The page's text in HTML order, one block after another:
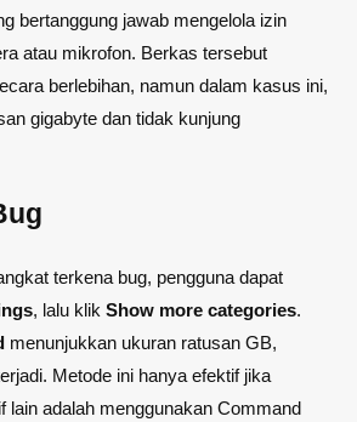
bertanggung jawab mengelola izin
atau mikrofon. Berkas tersebut
berlebihan, namun dalam kasus ini,
gigabyte dan tidak kunjung
terkena bug, pengguna dapat
, lalu klik Show more categories.
menunjukkan ukuran ratusan GB,
Metode ini hanya efektif jika
lain adalah menggunakan Command